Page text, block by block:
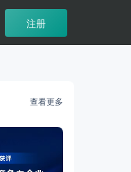
注册
查看更多